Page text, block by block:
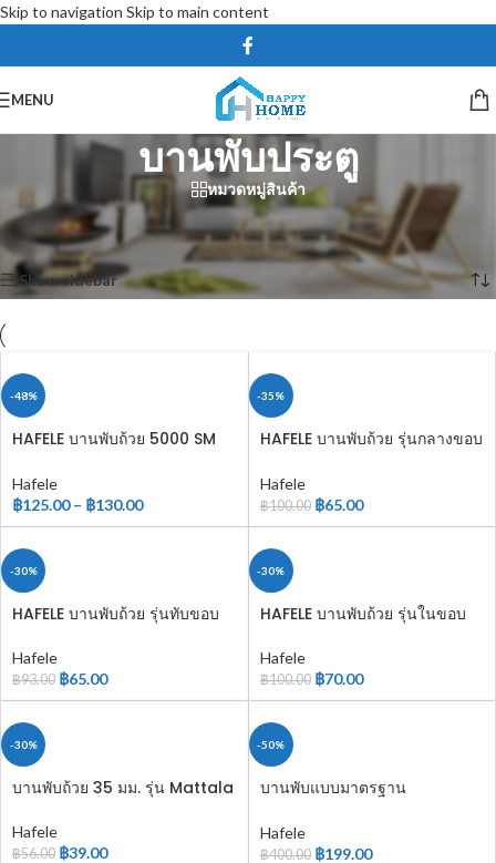
Skip to navigation Skip to main content
MENU
บานพับประตู
หมวดหมู่สินค้า
หน้าหลัก/ฮาร์ดแวร์ เครื่องมือช่าง/อุปกรณ์ฮาร์ดแวร์/บานพับประตู
Showing all 7 results
Show sidebar
-48%
HAFELE บานพับถ้วย 5000 SM
เปิด 110° 483.02.510
Hafele
฿125.00 – ฿130.00
-35%
HAFELE บานพับถ้วย รุ่นกลางขอบ
Hafele
฿100.00 ฿65.00
-30%
HAFELE บานพับถ้วย รุ่นทับขอบ
Hafele
฿93.00 ฿65.00
-30%
HAFELE บานพับถ้วย รุ่นในขอบ
Hafele
฿100.00 ฿70.00
-30%
บานพับถ้วย 35 มม. รุ่น Mattala
Hafele
฿56.00 ฿39.00
-50%
บานพับแบบมาตรฐาน
Hafele
฿400.00 ฿199.00